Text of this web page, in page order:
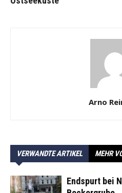
Arno
VERWANDTE ARTIKEL MEHR
Endspurt bei